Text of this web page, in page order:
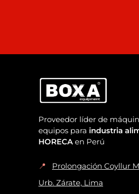
Proveedor líder de
equipos para industria
HORECAen Perú
📍
Prolongación Coyllur
Urb. Zárate, Lima